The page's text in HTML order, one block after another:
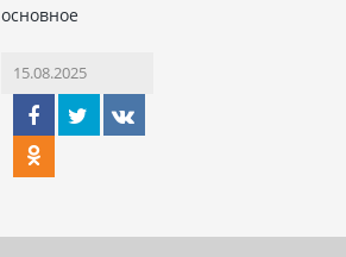
основное
15.08.2025